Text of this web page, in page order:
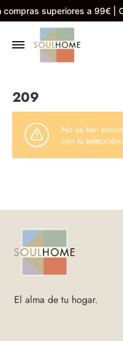
superiores a 99€ |
209
No se han
con tu selección.
El alma de tu hogar.